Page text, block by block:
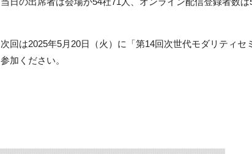
次回は2025年5月20日（火）に「第14回次世代モダリティ
参加ください。